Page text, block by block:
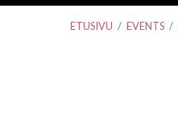
ETUSIVU / EVENTS /